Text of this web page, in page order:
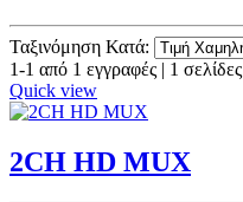
Ταξινόμηση Κατά:
1-1 από 1 εγγραφές | 1 σελίδες
Quick view
2CH HD MUX